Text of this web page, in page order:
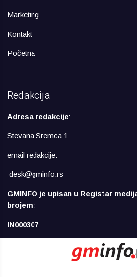
Marketing
Kontakt
Početna
Redakcija
Adresa redakcije:
Stevana Sremca 1
email redakcije:
desk@gminfo.rs
GMINFO je upisan u Registar
brojem:
IN000307